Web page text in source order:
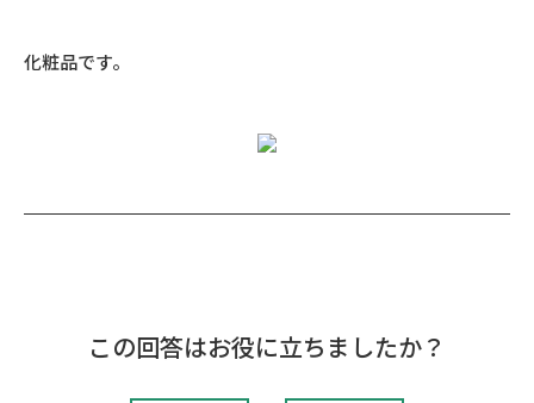
化粧品です。
この回答はお役に立ちましたか？